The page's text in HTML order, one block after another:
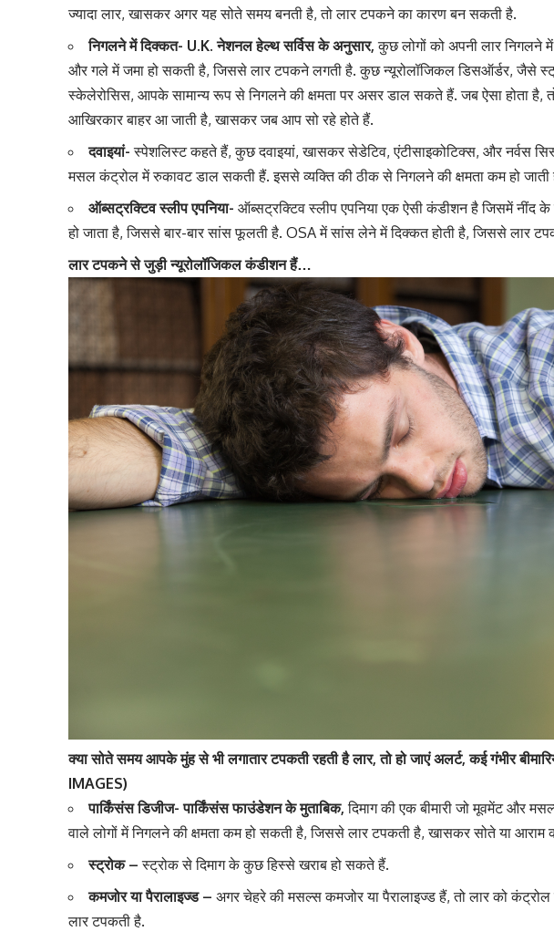
ज्यादा लार, खासकर अगर यह सोते समय बनती है, तो लार टपकने का कारण बन सकती है.
निगलने में दिक्कत- U.K. नेशनल हेल्थ सर्विस के अनुसार,कुछ लोगों को अपनी लार निगलने
और गले में जमा हो सकती है, जिससे लार टपकने लगती है. कुछ न्यूरोलॉजिकल डिसऑर्डर, जैसे
स्केलेरोसिस, आपके सामान्य रूप से निगलने की क्षमता पर असर डाल सकते हैं. जब ऐसा होता है,
आखिरकार बाहर आ जाती है, खासकर जब आप सो रहे होते हैं.
दवाइयां- स्पेशलिस्ट कहते हैं, कुछ दवाइयां, खासकर सेडेटिव, एंटीसाइकोटिक्स, और नर्वस
मसल कंट्रोल में रुकावट डाल सकती हैं. इससे व्यक्ति की ठीक से निगलने की क्षमता कम हो जाती
ऑब्सट्रक्टिव स्लीप एपनिया- ऑब्सट्रक्टिव स्लीप एपनिया एक ऐसी कंडीशन है जिसमें नींद के
हो जाता है, जिससे बार-बार सांस फूलती है. OSA में सांस लेने में दिक्कत होती है, जिससे लार
लार टपकने से जुड़ी न्यूरोलॉजिकल कंडीशन हैं…
क्या सोते समय आपके मुंह से भी लगातार टपकती रहती है लार, तो हो जाएं अलर्ट, कई गंभीर
IMAGES)
पार्किंसंस डिजीज- पार्किंसंस फाउंडेशन के मुताबिक,दिमाग की एक बीमारी जो मूवमेंट और
वाले लोगों में निगलने की क्षमता कम हो सकती है, जिससे लार टपकती है, खासकर सोते या
स्ट्रोक –स्ट्रोक से दिमाग के कुछ हिस्से खराब हो सकते हैं.
कमजोर या पैरालाइज्ड – अगर चेहरे की मसल्स कमजोर या पैरालाइज्ड हैं, तो लार को
लार टपकती है.